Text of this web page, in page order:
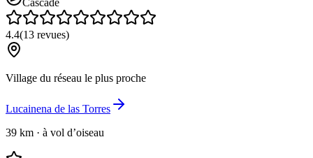
4.4(13 revues)
Village du réseau le plus proche
Lucainena de las Torres
39 km · à vol d’oiseau